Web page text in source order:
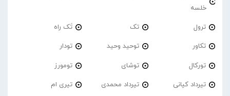
خلسه
ترول تک تَک راه
تکاور توحید وحید تودار
تورکال توشای تومورز
تیرداد کیانی تیرداد محمدی تیری ام